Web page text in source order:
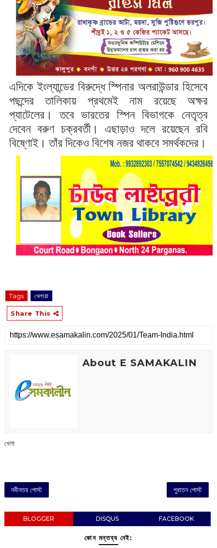
এদিকে ইংল্যান্ডের বিরুদ্ধে স্পিনার অলরাউন্ডার হিসেবে
পছন্দের তালিকায় প্রথমেই নাম রয়েছে অক্ষর
প্যাটেলের। তবে ভারতের স্পিন বিভাগকে নেতৃত্ব
দেবেন বরুণ চক্রবর্তী। এছাড়াও দলে রয়েছেন রবি
বিষ্ণোই। তাঁর দিকেও বিশেষ নজর থাকবে সমর্থকদের।
Tags খেলা#
Share This
About E SAMAKALIN
খেলা
নবীনতর পোস্ট পুরাতন পোস্ট
BLOGGER DISQUS FACEBOOK
কোন মন্তব্য নেই: